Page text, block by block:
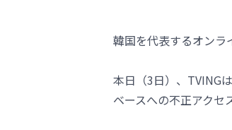
韓国を代表するオンラ
本日（3日）、TVING
ベースへの不正アクセ